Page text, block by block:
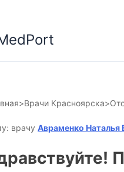
>Врачи Красноярска>
врачу Авраменко Наталья